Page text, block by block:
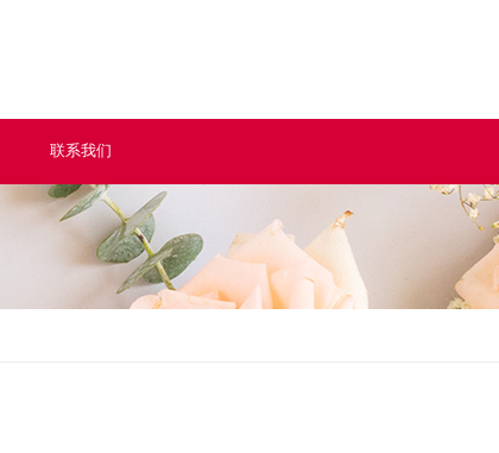
联系我们